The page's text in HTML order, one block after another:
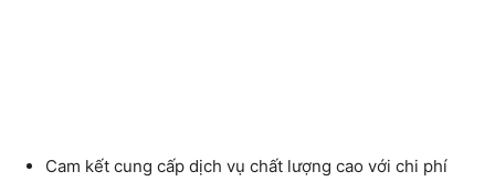
Cam kết cung cấp dịch vụ chất lượng cao với chi phí